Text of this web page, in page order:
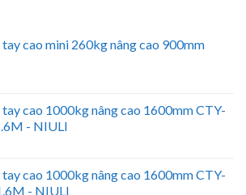
tay cao mini 260kg nâng cao 900mm
tay cao 1000kg nâng cao 1600mm CTY-
- NIULI
tay cao 1000kg nâng cao 1600mm CTY-
- NIULI